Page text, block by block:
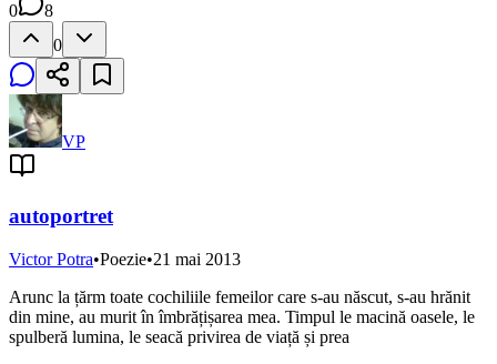
0
8
0
VP
autoportret
Victor Potra•Poezie•21 mai 2013
Arunc la țărm toate cochiliile femeilor care s-au născut, s-au hrănit
din mine, au murit în îmbrățișarea mea. Timpul le macină oasele, le
spulberă lumina, le seacă privirea de viață și prea